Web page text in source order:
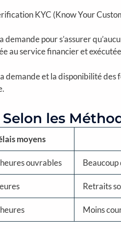
KYC (Know Your
demande pour s’assurer
au service financier et
demande et la disponibilité
les
moyens
ouvrables
Retraits
Moins